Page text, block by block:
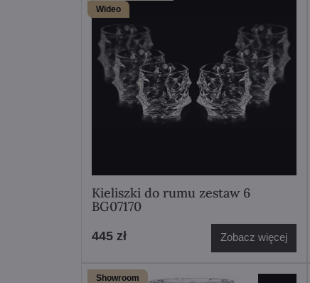
Wideo
Kieliszki do rumu zestaw 6
BG07170
445 zł Zobacz więcej
Showroom